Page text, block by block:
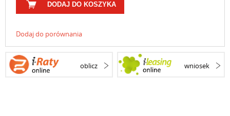
DODAJ DO KOSZYKA
Dodaj do porównania
oblicz wniosek